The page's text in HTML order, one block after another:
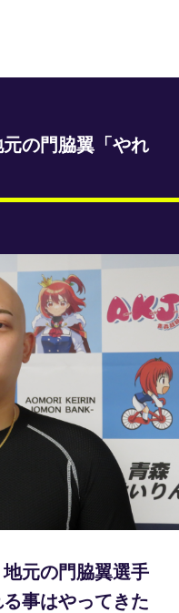
元の門脇翼「やれ
地元の門脇翼選手
事はやってきた